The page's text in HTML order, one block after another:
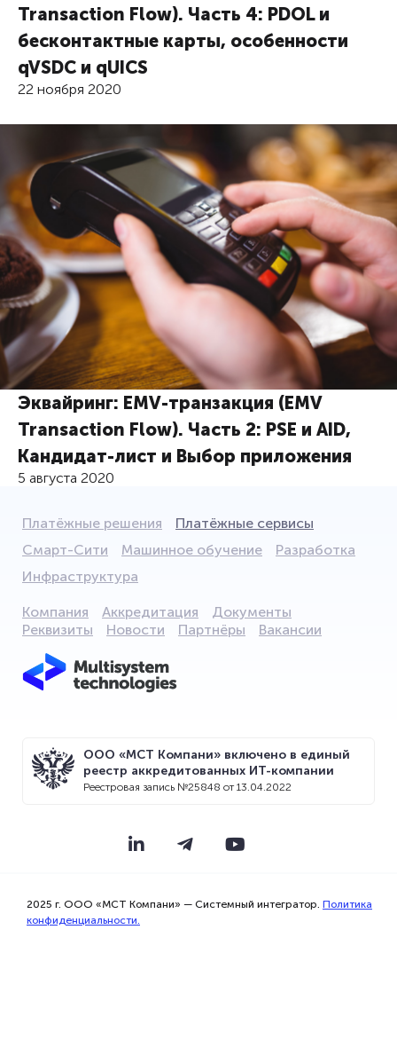
Transaction Flow). Часть 4: PDOL и
бесконтактные карты, особенности
qVSDC и qUICS
22 ноября 2020
Эквайринг: EMV-транзакция (EMV
Transaction Flow). Часть 2: PSE и AID,
Кандидат-лист и Выбор приложения
5 августа 2020
Платёжные решения
Платёжные сервисы
Смарт-Сити
Машинное обучение
Разработка
Инфраструктура
Компания Аккредитация
Документы
Реквизиты
Новости Партнёры Вакансии
ООО «МСТ Компани» включено в единый
реестр аккредитованных ИТ-компании
Реестровая запись №25848 от 13.04.2022
2025 г. ООО «МСТ Компани» — Системный интегратор. Политика
конфиденциальности.
Мы используем файлы cookie для того,
возможностей при использовании